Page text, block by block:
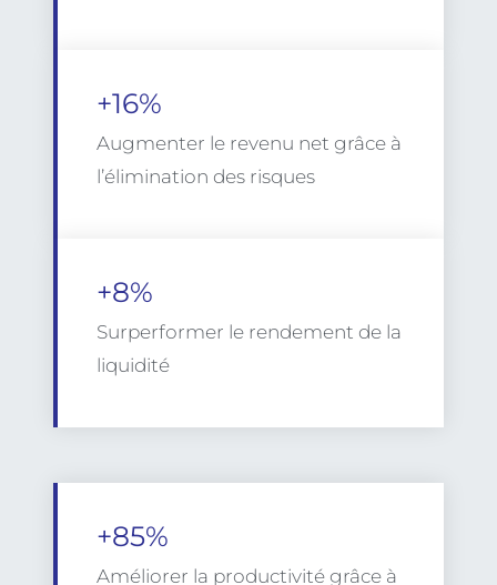
+16%
Augmenter le revenu net grâce à
l’élimination des risques
+8%
Surperformer le rendement de la
liquidité
+85%
Améliorer la productivité grâce à